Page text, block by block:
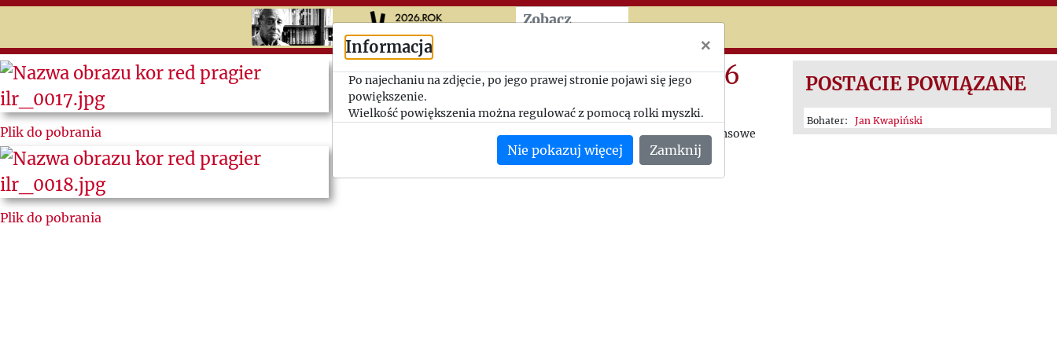
Przeskocz do treści zasadniczej
Zobacz
Search
Jerzy
Giedroyc
Ludzie
„Kultury”
Plik do pobrania
Plik do pobrania
Sprawozdanie finansowe 1946
1947-02-19, Jerzy Giedroyc - Adam Pragier
Jerzy Giedroyc przesyła Adamowi Pragierowi podsumowanie finansowe
rocznej działności Instytutu.
POSTACIE POWIĄZANE
Bohater: Jan Kwapiński
Informacja ×
Po najechaniu na zdjęcie, po jego prawej stronie pojawi się jego
powiększenie.
Wielkość powiększenia można regulować z pomocą rolki myszki.
Nie pokazuj więcej Zamknij